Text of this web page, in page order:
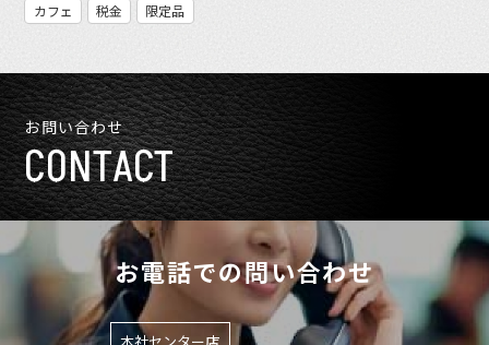
カフェ
税金 限定品
お問い合わせ
CONTACT
お電話での問い合わせ